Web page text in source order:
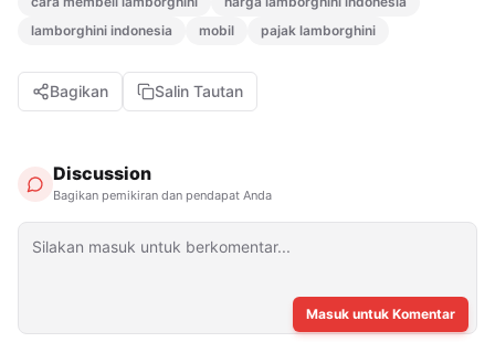
lamborghini indonesia
mobil pajak lamborghini
Bagikan Salin Tautan
Discussion
Bagikan pemikiran dan pendapat Anda
Masuk untuk Komentar